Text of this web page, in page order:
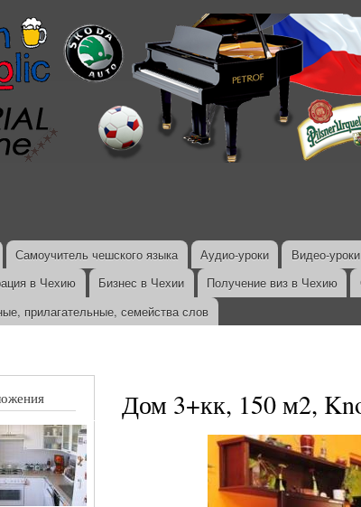
Перейти к
основному
содержанию
Самоучитель чешского языка Аудио-уроки Видео-уроки
в Чехию
Бизнес в Чехии Получение виз в Чехию
прилагательные, семейства слов
Дом 3+кк, 150 м2,